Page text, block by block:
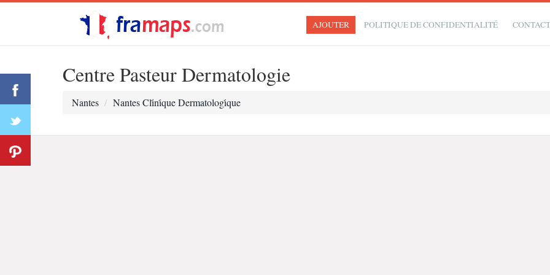
AJOUTER POLITIQUE DE CONFIDENTIALITÉ
Centre Pasteur Dermatologie
Nantes Nantes Cli̇ni̇que Dermatologi̇que